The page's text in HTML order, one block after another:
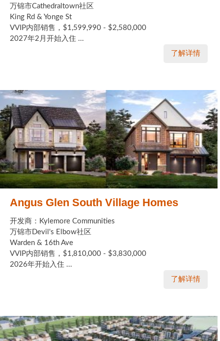
万锦市Cathedraltown社区
King Rd & Yonge St
VVIP内部销售，$1,599,990 - $2,580,000
2027年2月开始入住 ...
了解详情
Angus Glen South Village Homes
开发商：Kylemore Communities
万锦市Devil's Elbow社区
Warden & 16th Ave
VVIP内部销售，$1,810,000 - $3,830,000
2026年开始入住 ...
了解详情